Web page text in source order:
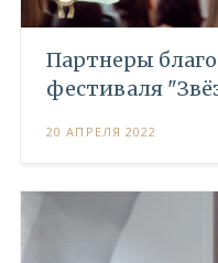
Партнеры
фестиваля
20 АПРЕЛЯ 2022